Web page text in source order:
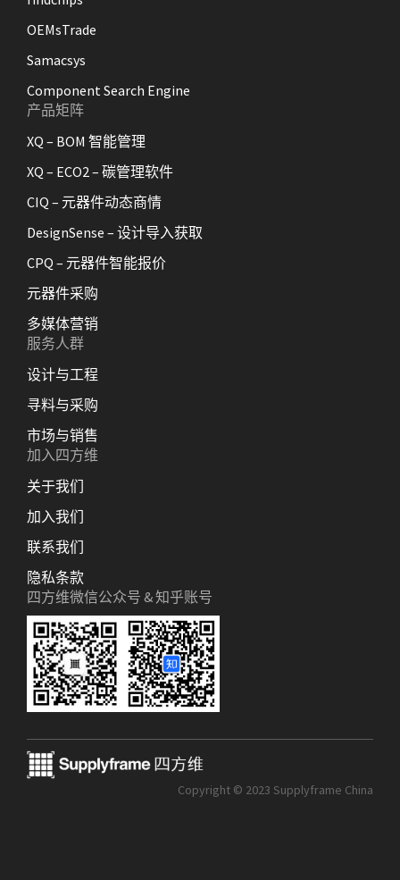
OEMsTrade
Samacsys
Component Search Engine
产品矩阵
XQ – BOM 智能管理
XQ – ECO2 – 碳管理软件
CIQ – 元器件动态商情
DesignSense – 设计导入获取
CPQ – 元器件智能报价
元器件采购
多媒体营销
服务人群
设计与工程
寻料与采购
市场与销售
加入四方维
关于我们
加入我们
联系我们
隐私条款
四方维微信公众号 & 知乎账号
Copyright © 2023 Supplyframe China